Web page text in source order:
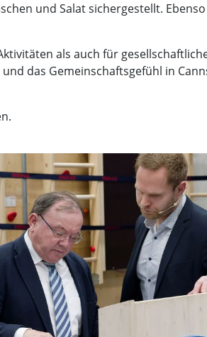
und Salat sichergestellt.
als auch für
das Gemeinschaftsgefühl in